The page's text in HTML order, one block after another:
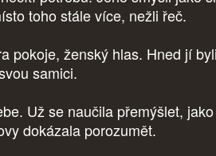
toho stále více, nežli řeč.
pokoje, ženský hlas. Hned jí byli
samici.
Už se naučila přemýšlet,
dokázala porozumět.